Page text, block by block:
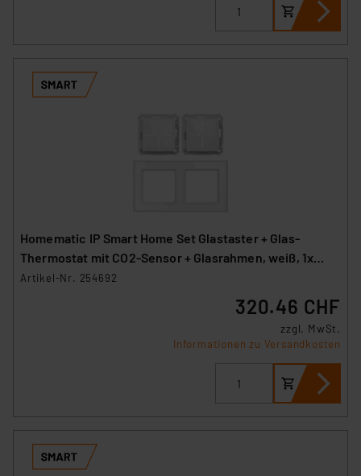
Homematic IP Smart Home Set Glastaster + Glas-
Thermostat mit CO2-Sensor + Glasrahmen, weiß, 1x
WGS, 1x WGTC, 1x GF2
Artikel-Nr. 254692
320.46 CHF
zzgl. MwSt.
Informationen zu Versandkosten